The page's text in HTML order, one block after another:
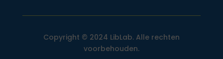
Copyright © 2024 LibLab. Alle rechten
voorbehouden.